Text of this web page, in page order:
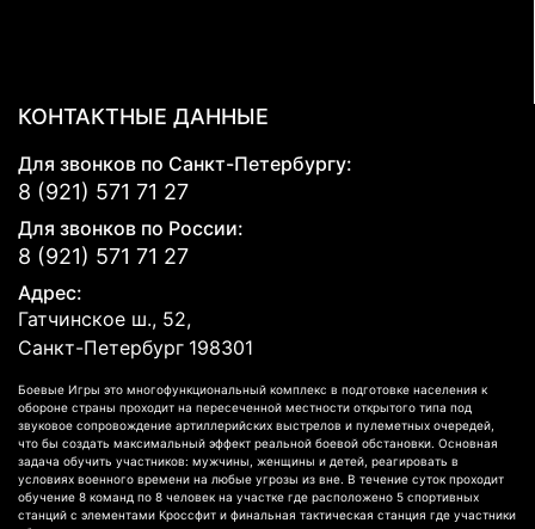
КОНТАКТНЫЕ ДАННЫЕ
Для звонков по Санкт-Петербургу:
8 (921) 571 71 27
Для звонков по России:
8 (921) 571 71 27
Адрес:
Гатчинское ш., 52,
Санкт-Петербург 198301
Боевые Игры это многофункциональный комплекс в подготовке населения к
обороне страны проходит на пересеченной местности открытого типа под
звуковое сопровождение артиллерийских выстрелов и пулеметных очередей,
что бы создать максимальный эффект реальной боевой обстановки. Основная
задача обучить участников: мужчины, женщины и детей, реагировать в
условиях военного времени на любые угрозы из вне. В течение суток проходит
обучение 8 команд по 8 человек на участке где расположено 5 спортивных
станций с элементами Кроссфит и финальная тактическая станция где участники